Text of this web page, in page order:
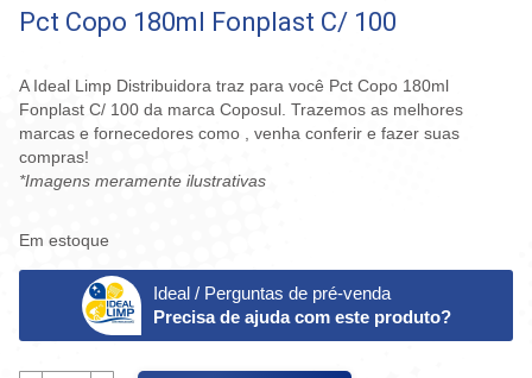
Pct Copo 180ml Fonplast C/ 100
A Ideal Limp Distribuidora traz para você Pct Copo 180ml
Fonplast C/ 100 da marca Coposul. Trazemos as melhores
marcas e fornecedores como , venha conferir e fazer suas
compras!
*Imagens meramente ilustrativas
Em estoque
Ideal / Perguntas de pré-venda
Precisa de ajuda com este produto?